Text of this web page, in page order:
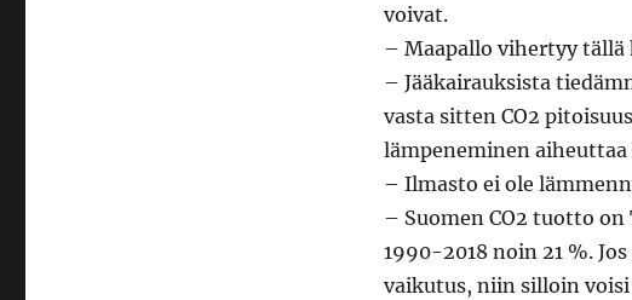
voivat.
– Maapallo vihertyy tällä
– Jääkairauksista
vasta sitten CO2
lämpeneminen
– Ilmasto ei ole
– Suomen CO2 tuotto
1990-2018 noin 21 %.
vaikutus, niin silloin voisi